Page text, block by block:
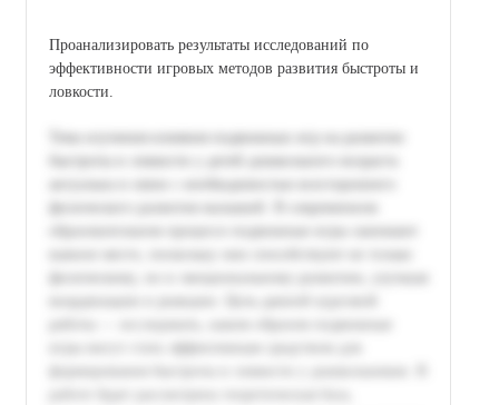
Проанализировать результаты исследований по
эффективности игровых методов развития быстроты и
ловкости.